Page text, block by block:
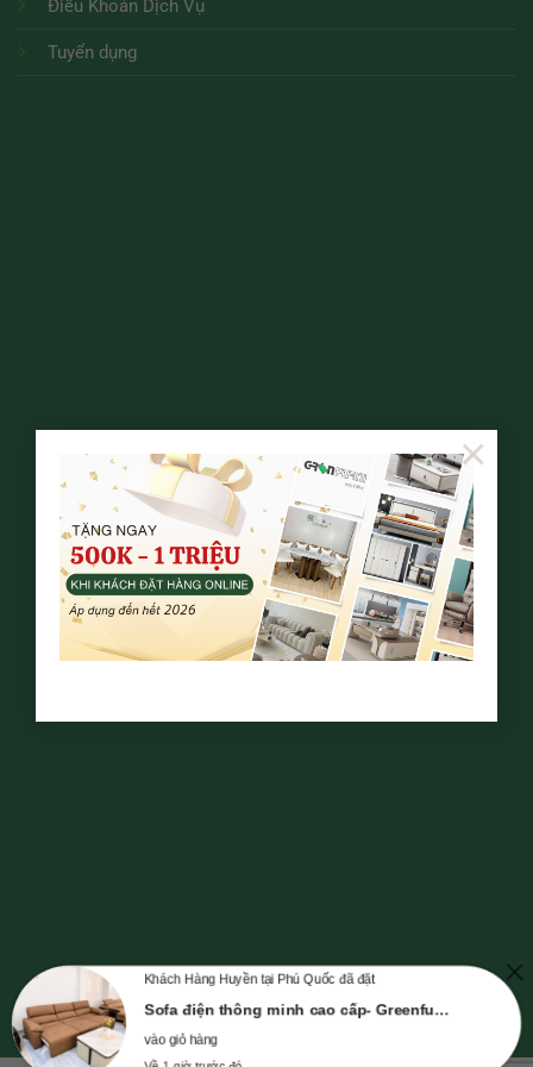
×
Điều Khoản Dịch Vụ
Tuyển dụng
Khách Hàng Huyền tại Phú Quốc đã đặt
Sofa điện thông minh cao cấp- Greenfurni
vào giỏ hàng